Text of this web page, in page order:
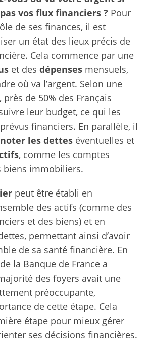
vos flux financiers ? Pour
de ses finances, il est
un état des lieux précis de
Cela commence par une
et des dépensesmensuels,
où va l’argent. Selon une
près de 50% des Français
leur budget, ce qui les
financiers. En parallèle, il
noter les detteséventuelles et
, comme les comptes
biens immobiliers.
peut être établi en
des actifs (comme des
et des biens) et en
permettant ainsi d’avoir
de sa santé financière. En
la Banque de France a
des foyers avait une
préoccupante,
de cette étape. Cela
étape pour mieux gérer
ses décisions financières.